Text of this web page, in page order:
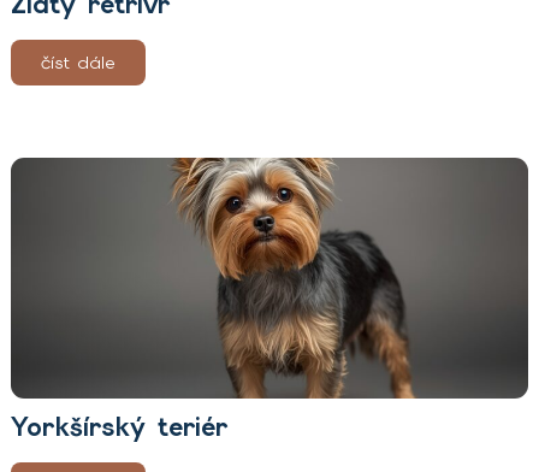
číst dále
Yorkšírský teriér